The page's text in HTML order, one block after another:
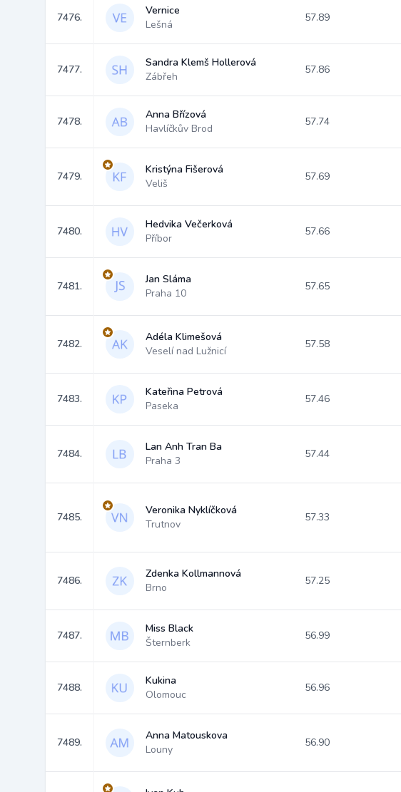
7476.
Vernice
Lešná
57.89
7477.
Sandra Klemš Hollerová
Zábřeh
57.86
7478.
Anna Břízová
Havlíčkův Brod
57.74
7479.
Kristýna Fišerová
Veliš
57.69
7480.
Hedvika Večerková
Příbor
57.66
7481.
Jan Sláma
Praha 10
57.65
7482.
Adéla Klimešová
Veselí nad Lužnicí
57.58
7483.
Kateřina Petrová
Paseka
57.46
7484.
Lan Anh Tran Ba
Praha 3
57.44
7485.
Veronika Nyklíčková
Trutnov
57.33
7486.
Zdenka Kollmannová
Brno
57.25
7487.
Miss Black
Šternberk
56.99
7488.
Kukina
Olomouc
56.96
7489.
Anna Matouskova
Louny
56.90